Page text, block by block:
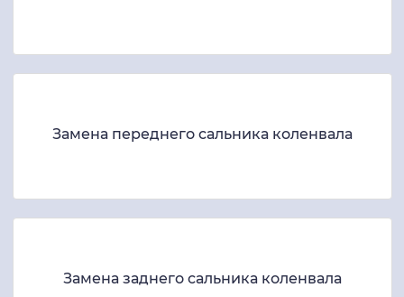
Замена переднего сальника коленвала
Замена заднего сальника коленвала